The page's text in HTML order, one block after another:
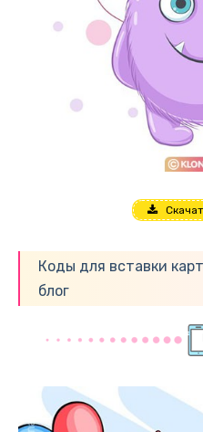
Коды для вставки
блог